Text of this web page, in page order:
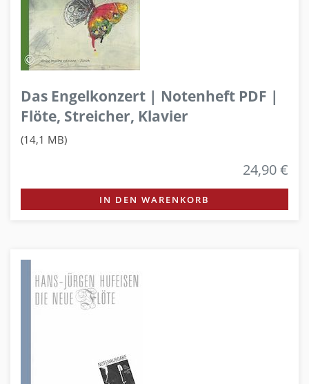
Das Engelkonzert | Notenheft PDF |
Flöte, Streicher, Klavier
(14,1 MB)
24,90 €
IN DEN WARENKORB